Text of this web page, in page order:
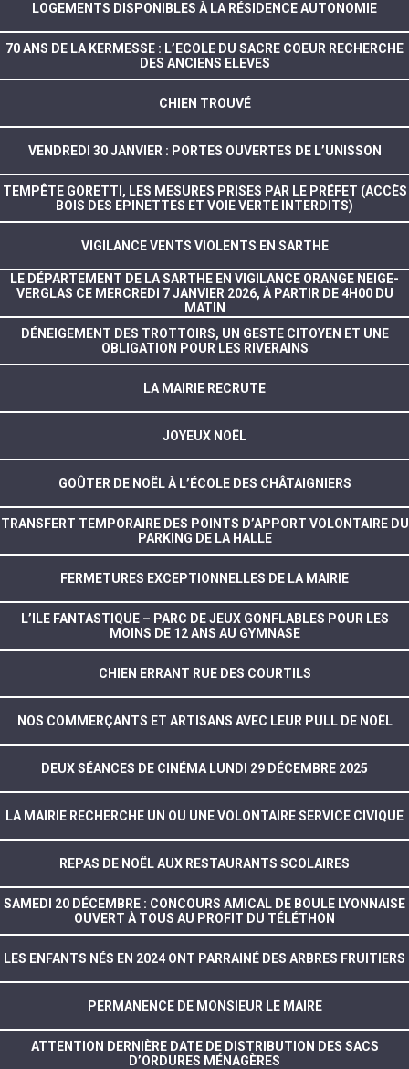
LOGEMENTS DISPONIBLES À LA RÉSIDENCE AUTONOMIE
70 ANS DE LA KERMESSE : L’ECOLE DU SACRE COEUR RECHERCHE
DES ANCIENS ELEVES
CHIEN TROUVÉ
VENDREDI 30 JANVIER : PORTES OUVERTES DE L’UNISSON
TEMPÊTE GORETTI, LES MESURES PRISES PAR LE PRÉFET (ACCÈS
BOIS DES EPINETTES ET VOIE VERTE INTERDITS)
VIGILANCE VENTS VIOLENTS EN SARTHE
LE DÉPARTEMENT DE LA SARTHE EN VIGILANCE ORANGE NEIGE-
VERGLAS CE MERCREDI 7 JANVIER 2026, À PARTIR DE 4H00 DU
MATIN
DÉNEIGEMENT DES TROTTOIRS, UN GESTE CITOYEN ET UNE
OBLIGATION POUR LES RIVERAINS
LA MAIRIE RECRUTE
JOYEUX NOËL
GOÛTER DE NOËL À L’ÉCOLE DES CHÂTAIGNIERS
TRANSFERT TEMPORAIRE DES POINTS D’APPORT VOLONTAIRE DU
PARKING DE LA HALLE
FERMETURES EXCEPTIONNELLES DE LA MAIRIE
L’ILE FANTASTIQUE – PARC DE JEUX GONFLABLES POUR LES
MOINS DE 12 ANS AU GYMNASE
CHIEN ERRANT RUE DES COURTILS
NOS COMMERÇANTS ET ARTISANS AVEC LEUR PULL DE NOËL
DEUX SÉANCES DE CINÉMA LUNDI 29 DÉCEMBRE 2025
LA MAIRIE RECHERCHE UN OU UNE VOLONTAIRE SERVICE CIVIQUE
REPAS DE NOËL AUX RESTAURANTS SCOLAIRES
SAMEDI 20 DÉCEMBRE : CONCOURS AMICAL DE BOULE LYONNAISE
OUVERT À TOUS AU PROFIT DU TÉLÉTHON
LES ENFANTS NÉS EN 2024 ONT PARRAINÉ DES ARBRES FRUITIERS
PERMANENCE DE MONSIEUR LE MAIRE
ATTENTION DERNIÈRE DATE DE DISTRIBUTION DES SACS
D’ORDURES MÉNAGÈRES